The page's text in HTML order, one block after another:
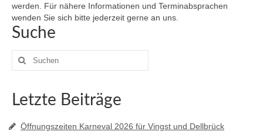
werden. Für nähere Informationen und Terminabsprachen
wenden Sie sich bitte jederzeit gerne an uns.
Suche
Suche
nach:
Letzte Beiträge
Öffnungszeiten Karneval 2026 für Vingst und Dellbrück